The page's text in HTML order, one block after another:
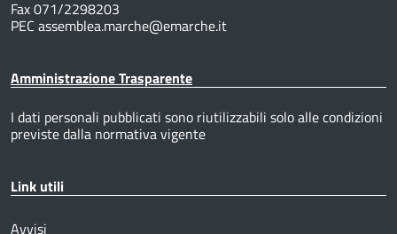
Fax 071/2298203
PEC assemblea.marche@emarche.it
Amministrazione Trasparente
I dati personali pubblicati sono riutilizzabili solo alle condizioni
previste dalla normativa vigente
Link utili
Avvisi